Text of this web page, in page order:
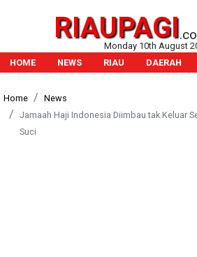
RIAUPAGI
Monday 10th August
HOME
NEWS RIAU DAERAH
Home
News
Jamaah Haji Indonesia Diimbau tak Keluar
Suci